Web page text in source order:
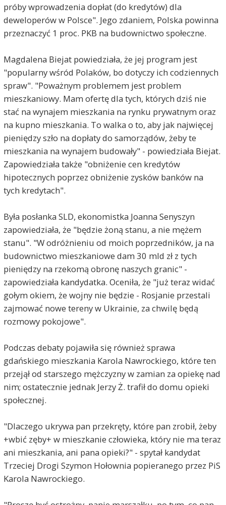
próby wprowadzenia dopłat (do kredytów) dla
deweloperów w Polsce". Jego zdaniem, Polska powinna
przeznaczyć 1 proc. PKB na budownictwo społeczne.
Magdalena Biejat powiedziała, że jej program jest
"popularny wśród Polaków, bo dotyczy ich codziennych
spraw". "Poważnym problemem jest problem
mieszkaniowy. Mam ofertę dla tych, których dziś nie
stać na wynajem mieszkania na rynku prywatnym oraz
na kupno mieszkania. To walka o to, aby jak najwięcej
pieniędzy szło na dopłaty do samorządów, żeby te
mieszkania na wynajem budowały" - powiedziała Biejat.
Zapowiedziała także "obniżenie cen kredytów
hipotecznych poprzez obniżenie zysków banków na
tych kredytach".
Była posłanka SLD, ekonomistka Joanna Senyszyn
zapowiedziała, że "będzie żoną stanu, a nie mężem
stanu". "W odróżnieniu od moich poprzedników, ja na
budownictwo mieszkaniowe dam 30 mld zł z tych
pieniędzy na rzekomą obronę naszych granic" -
zapowiedziała kandydatka. Oceniła, że "już teraz widać
gołym okiem, że wojny nie będzie - Rosjanie przestali
zajmować nowe tereny w Ukrainie, za chwilę będą
rozmowy pokojowe".
Podczas debaty pojawiła się również sprawa
gdańskiego mieszkania Karola Nawrockiego, które ten
przejął od starszego mężczyzny w zamian za opiekę nad
nim; ostatecznie jednak Jerzy Ż. trafił do domu opieki
społecznej.
"Dlaczego ukrywa pan przekręty, które pan zrobił, żeby
+wbić zęby+ w mieszkanie człowieka, który nie ma teraz
ani mieszkania, ani pana opieki?" - spytał kandydat
Trzeciej Drogi Szymon Hołownia popieranego przez PiS
Karola Nawrockiego.